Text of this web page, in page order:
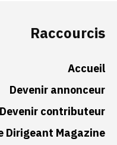
Raccourcis
Accueil
Devenir annonceur
Devenir contributeur
Dirigeant Magazine